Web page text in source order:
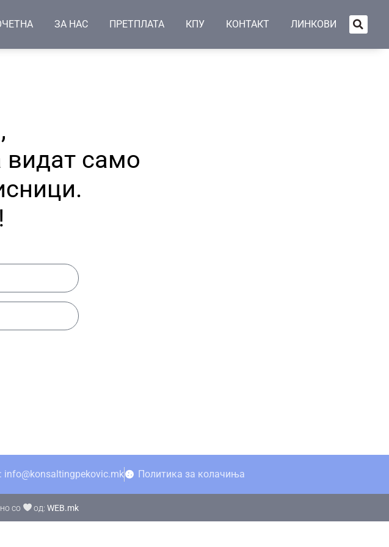
ЗА НАС ПРЕТПЛАТА КПУ КОНТАКТ ЛИНКОВИ
само
info@konsaltingpekovic.mk Политика за колачиња
со од:WEB.mk